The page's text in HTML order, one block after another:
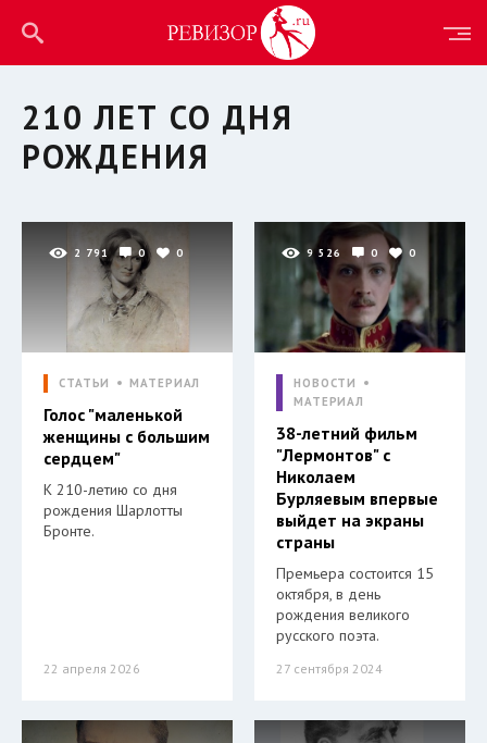
210 ЛЕТ СО ДНЯ
РОЖДЕНИЯ
2 791 0 0
СТАТЬИ МАТЕРИАЛ
Голос "маленькой
женщины с большим
сердцем"
К 210-летию со дня
рождения Шарлотты
Бронте.
22 апреля 2026
9 526 0 0
НОВОСТИ
МАТЕРИАЛ
38-летний фильм
"Лермонтов" с
Николаем
Бурляевым впервые
выйдет на экраны
страны
Премьера состоится 15
октября, в день
рождения великого
русского поэта.
27 сентября 2024